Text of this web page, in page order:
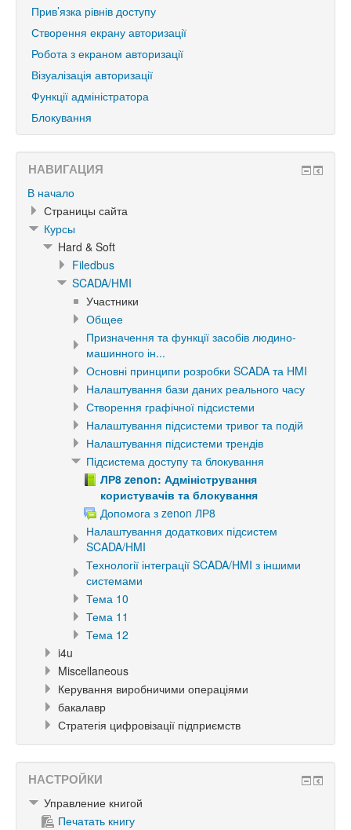
Прив’язка рівнів доступу
Створення екрану авторизації
Робота з екраном авторизації
Візуалізація авторизації
Функції адміністратора
Блокування
НАВИГАЦИЯ
В начало
Страницы сайта
Курсы
Hard & Soft
Filedbus
SCADA/HMI
Участники
Общее
Призначення та функції засобів людино-
машинного ін...
Основні принципи розробки SCADA та HMI
Налаштування бази даних реального часу
Створення графічної підсистеми
Налаштування підсистеми тривог та подій
Налаштування підсистеми трендів
Підсистема доступу та блокування
ЛР8 zenon: Адміністрування
користувачів та блокування
Допомога з zenon ЛР8
Налаштування додаткових підсистем
SCADA/HMI
Технології інтеграції SCADA/HMI з іншими
системами
Тема 10
Тема 11
Тема 12
i4u
Miscellaneous
Керування виробничими операціями
бакалавр
Стратегія цифровізації підприємств
НАСТРОЙКИ
Управление книгой
Печатать книгу